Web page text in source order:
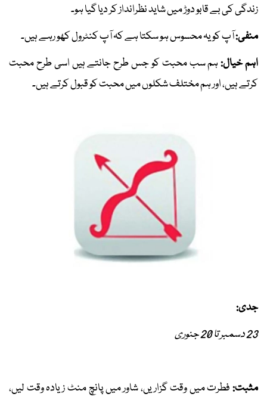
زندگی کی بے قابو دوڑ میں شاید نظرانداز کر دیا گیا ہو۔
منفی:آپ کو یہ محسوس ہو سکتا ہے کہ آپ کنٹرول کھو رہے ہیں۔
اہم خیال:ہم سب محبت کو جس طرح جانتے ہیں اسی طرح محبت
کرتے ہیں، اور ہم مختلف شکلوں میں محبت کو قبول کرتے ہیں۔
جدی:
23 دسمبر تا 20 جنوری
مثبت:فطرت میں وقت گزاریں، شاور میں پانچ منٹ زیادہ وقت لیں،